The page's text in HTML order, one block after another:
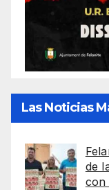
Las Noticias
de
con